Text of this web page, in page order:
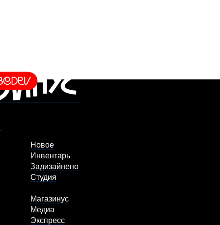
Новое
Инвентарь
Задизайнено
Студия
Магазинус
Медиа
Экспресс